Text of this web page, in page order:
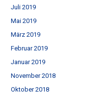
Juli 2019
Mai 2019
März 2019
Februar 2019
Januar 2019
November 2018
Oktober 2018